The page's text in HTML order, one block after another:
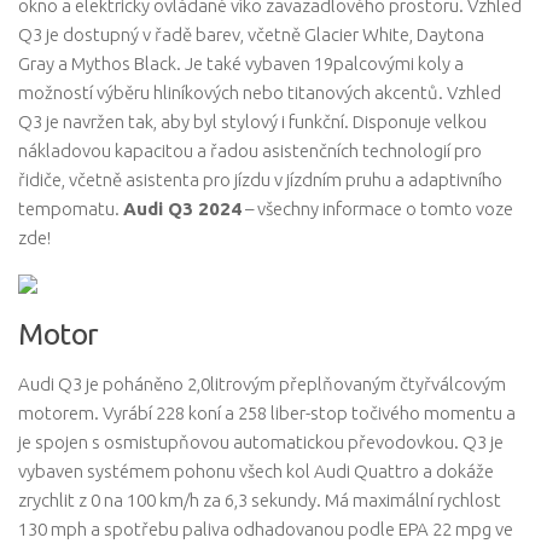
okno a elektricky ovládané víko zavazadlového prostoru. Vzhled
Q3 je dostupný v řadě barev, včetně Glacier White, Daytona
Gray a Mythos Black. Je také vybaven 19palcovými koly a
možností výběru hliníkových nebo titanových akcentů. Vzhled
Q3 je navržen tak, aby byl stylový i funkční. Disponuje velkou
nákladovou kapacitou a řadou asistenčních technologií pro
řidiče, včetně asistenta pro jízdu v jízdním pruhu a adaptivního
tempomatu. Audi Q3 2024– všechny informace o tomto voze
zde!
Motor
Audi Q3 je poháněno 2,0litrovým přeplňovaným čtyřválcovým
motorem. Vyrábí 228 koní a 258 liber-stop točivého momentu a
je spojen s osmistupňovou automatickou převodovkou. Q3 je
vybaven systémem pohonu všech kol Audi Quattro a dokáže
zrychlit z 0 na 100 km/h za 6,3 sekundy. Má maximální rychlost
130 mph a spotřebu paliva odhadovanou podle EPA 22 mpg ve